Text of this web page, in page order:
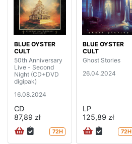
BLUE OYSTER
CULT
50th Anniversary
Live - Second
Night (CD+DVD
digipak)
16.08.2024
CD
87,89 zł
72H
BLUE OYSTER
CULT
Ghost Stories
26.04.2024
LP
125,89 zł
72H